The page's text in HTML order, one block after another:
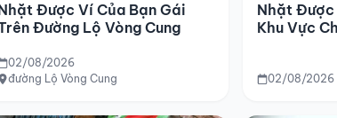
Được Ví Của Bạn Gái
Đường Lộ Vòng Cung
02/08/2026
đường Lộ Vòng Cung
Nhặt Được
Khu Vực
02/08/2026